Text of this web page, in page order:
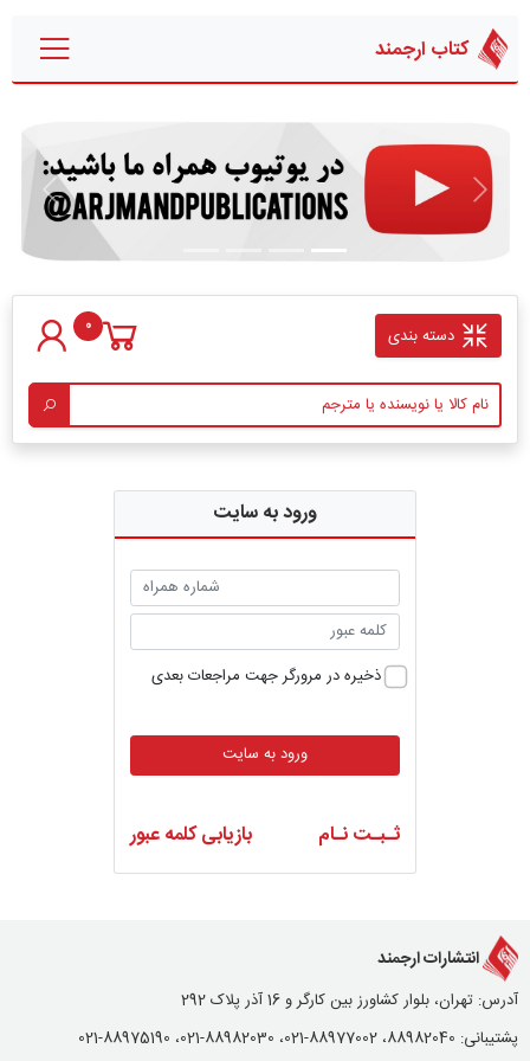
کتاب ارجمند
قبلی بعدی
دسته بندی 0
ورود به سایت
ذخیره در مرورگر جهت مراجعات بعدی
ورود به سایت
ثـبـت نـام بازیابی کلمه عبور
انتشارات ارجمند
آدرس: تهران، بلوار کشاورز بین کارگر و 16 آذر پلاک 292
پشتیبانی: 88982040، 88977002-021، 88982030-021، 88975190-021